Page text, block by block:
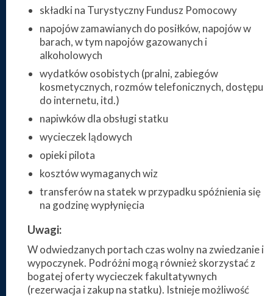
składki na Turystyczny Fundusz Pomocowy
napojów zamawianych do posiłków, napojów w
barach, w tym napojów gazowanych i
alkoholowych
wydatków osobistych (pralni, zabiegów
kosmetycznych, rozmów telefonicznych, dostępu
do internetu, itd.)
napiwków dla obsługi statku
wycieczek lądowych
opieki pilota
kosztów wymaganych wiz
transferów na statek w przypadku spóźnienia się
na godzinę wypłynięcia
Uwagi:
W odwiedzanych portach czas wolny na zwiedzanie i
wypoczynek. Podróżni mogą również skorzystać z
bogatej oferty wycieczek fakultatywnych
(rezerwacja i zakup na statku). Istnieje możliwość